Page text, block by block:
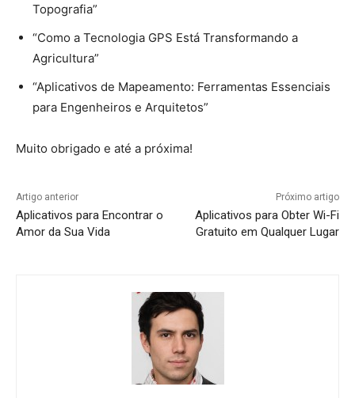
Topografia”
“Como a Tecnologia GPS Está Transformando a
Agricultura”
“Aplicativos de Mapeamento: Ferramentas Essenciais
para Engenheiros e Arquitetos”
Muito obrigado e até a próxima!
Artigo anterior
Aplicativos para Encontrar o
Amor da Sua Vida
Próximo artigo
Aplicativos para Obter Wi-Fi
Gratuito em Qualquer Lugar